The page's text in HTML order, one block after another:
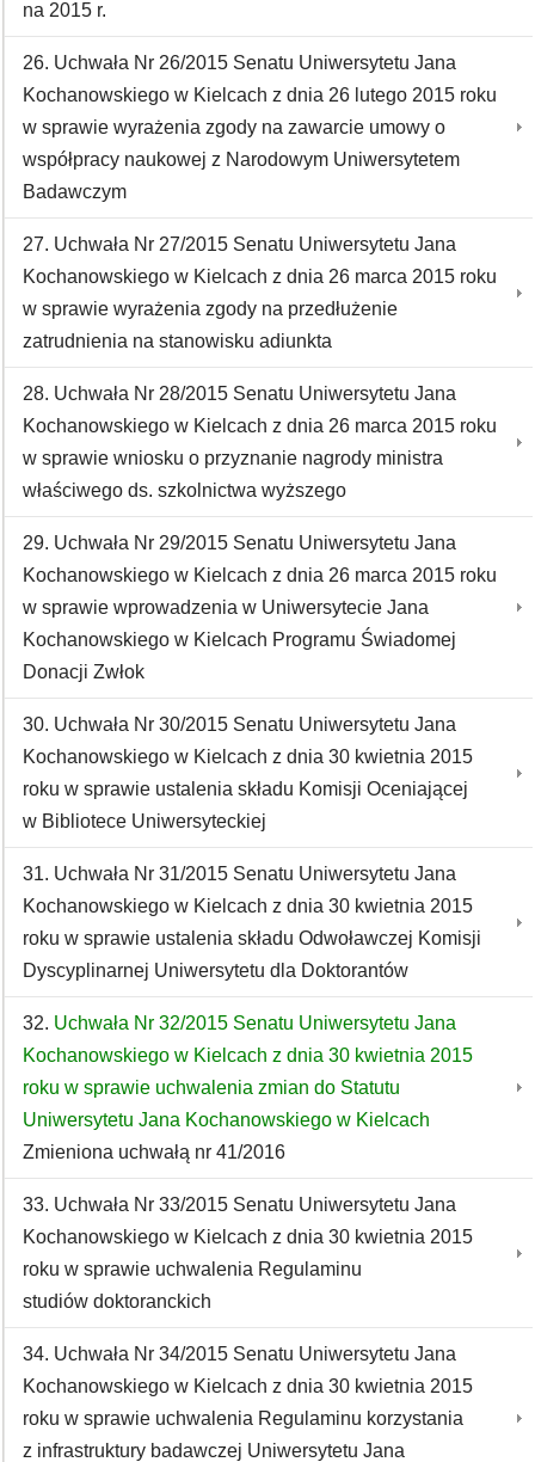
na 2015 r.
26. Uchwała Nr 26/2015 Senatu Uniwersytetu Jana
Kochanowskiego w Kielcach z dnia 26 lutego 2015 roku
w sprawie wyrażenia zgody na zawarcie umowy o
współpracy naukowej z Narodowym Uniwersytetem
Badawczym
27. Uchwała Nr 27/2015 Senatu Uniwersytetu Jana
Kochanowskiego w Kielcach z dnia 26 marca 2015 roku
w sprawie wyrażenia zgody na przedłużenie
zatrudnienia na stanowisku adiunkta
28. Uchwała Nr 28/2015 Senatu Uniwersytetu Jana
Kochanowskiego w Kielcach z dnia 26 marca 2015 roku
w sprawie wniosku o przyznanie nagrody ministra
właściwego ds. szkolnictwa wyższego
29. Uchwała Nr 29/2015 Senatu Uniwersytetu Jana
Kochanowskiego w Kielcach z dnia 26 marca 2015 roku
w sprawie wprowadzenia w Uniwersytecie Jana
Kochanowskiego w Kielcach Programu Świadomej
Donacji Zwłok
30. Uchwała Nr 30/2015 Senatu Uniwersytetu Jana
Kochanowskiego w Kielcach z dnia 30 kwietnia 2015
roku w sprawie ustalenia składu Komisji Oceniającej
w Bibliotece Uniwersyteckiej
31. Uchwała Nr 31/2015 Senatu Uniwersytetu Jana
Kochanowskiego w Kielcach z dnia 30 kwietnia 2015
roku w sprawie ustalenia składu Odwoławczej Komisji
Dyscyplinarnej Uniwersytetu dla Doktorantów
32. Uchwała Nr 32/2015 Senatu Uniwersytetu Jana
Kochanowskiego w Kielcach z dnia 30 kwietnia 2015
roku w sprawie uchwalenia zmian do Statutu
Uniwersytetu Jana Kochanowskiego w Kielcach
Zmieniona uchwałą nr 41/2016
33. Uchwała Nr 33/2015 Senatu Uniwersytetu Jana
Kochanowskiego w Kielcach z dnia 30 kwietnia 2015
roku w sprawie uchwalenia Regulaminu
studiów doktoranckich
34. Uchwała Nr 34/2015 Senatu Uniwersytetu Jana
Kochanowskiego w Kielcach z dnia 30 kwietnia 2015
roku w sprawie uchwalenia Regulaminu korzystania
z infrastruktury badawczej Uniwersytetu Jana